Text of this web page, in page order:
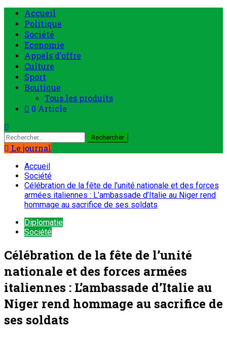
Accueil
Politique
Société
Economie
Appels d’offre
Culture
Sport
Boutique
Tous les produits
0 Article
Le journal
Accueil
Société
Célébration de la fête de l’unité nationale et des forces
armées italiennes : L’ambassade d’Italie au Niger rend
hommage au sacrifice de ses soldats
Diplomatie
Société
Célébration de la fête de l’unité
nationale et des forces armées
italiennes : L’ambassade d’Italie au
Niger rend hommage au sacrifice de
ses soldats